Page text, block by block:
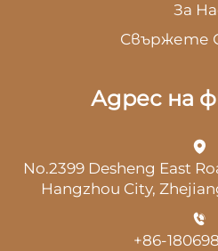
За
Свържете
Адрес на
No.2399 Desheng East
Hangzhou City,
+86-